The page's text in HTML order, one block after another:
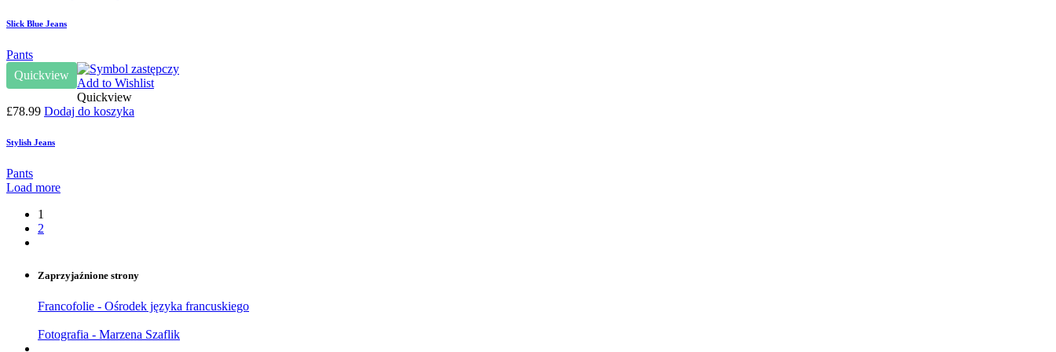
Slick Blue Jeans
Pants
Quickview
Add to Wishlist
Quickview
£78.99 Dodaj do koszyka
Stylish Jeans
Pants
Load more
1
2
Zaprzyjaźnione strony
Francofolie - Ośrodek języka francuskiego
Fotografia - Marzena Szaflik